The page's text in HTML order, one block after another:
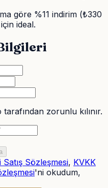
göre %11 indirim (₺330
ideal.
zorunlu kılınır.
Satış Sözleşmesi, KVKK
'ni okudum,